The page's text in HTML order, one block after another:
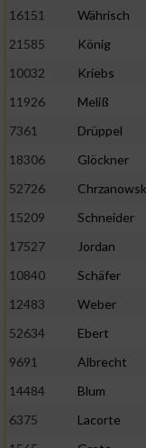
16151
Währisch
21585
König
10032
Kriebs
11926
Meliß
7361
Drüppel
18306
Glöckner
52726
15209
Schneider
17527
Jordan
10840
Schäfer
12483
Weber
52634
Ebert
9691
Albrecht
14484
Blum
6375
Lacorte